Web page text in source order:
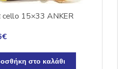
cello 15×33 ANKER
€
στο καλάθι